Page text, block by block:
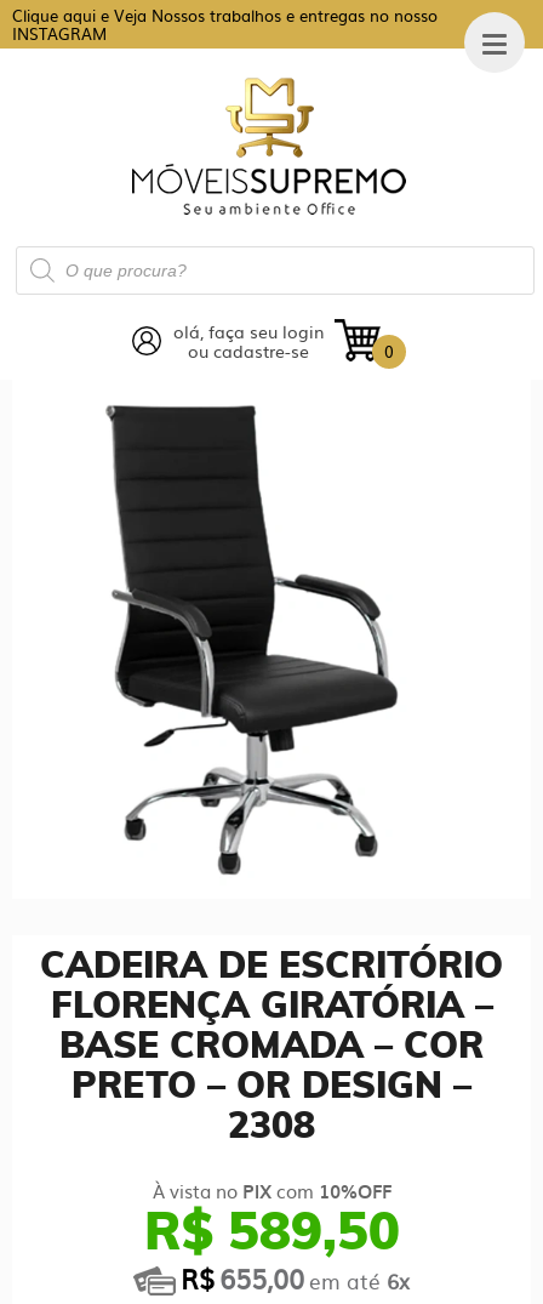
Clique aqui e Veja Nossos trabalhos e entregas no nosso
INSTAGRAM
Pesquisar
produtos
0
olá, faça seu login
ou cadastre-se
CADEIRA DE ESCRITÓRIO
FLORENÇA GIRATÓRIA –
BASE CROMADA – COR
PRETO – OR DESIGN –
2308
À vista no PIXcom 10%OFF
R$ 589,50
R$655,00 em até 6x